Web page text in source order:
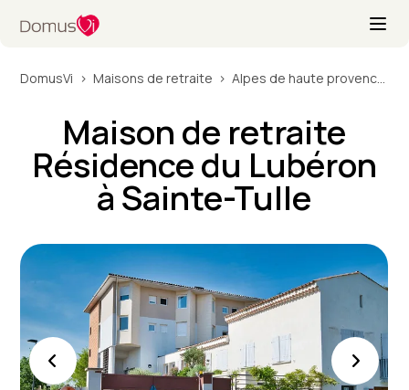
DomusVi Maisons de retraite Alpes de haute provence 04
Maison de retraite
Résidence du Lubéron
à Sainte-Tulle